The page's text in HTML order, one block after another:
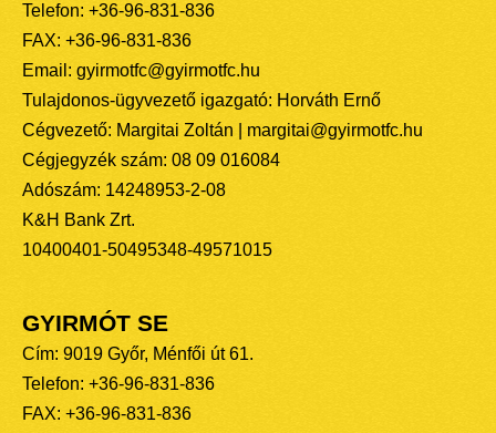
Telefon: +36-96-831-836
FAX: +36-96-831-836
Email: gyirmotfc@gyirmotfc.hu
Tulajdonos-ügyvezető igazgató: Horváth Ernő
Cégvezető: Margitai Zoltán | margitai@gyirmotfc.hu
Cégjegyzék szám: 08 09 016084
Adószám: 14248953-2-08
K&H Bank Zrt.
10400401-50495348-49571015
GYIRMÓT SE
Cím: 9019 Győr, Ménfői út 61.
Telefon: +36-96-831-836
FAX: +36-96-831-836